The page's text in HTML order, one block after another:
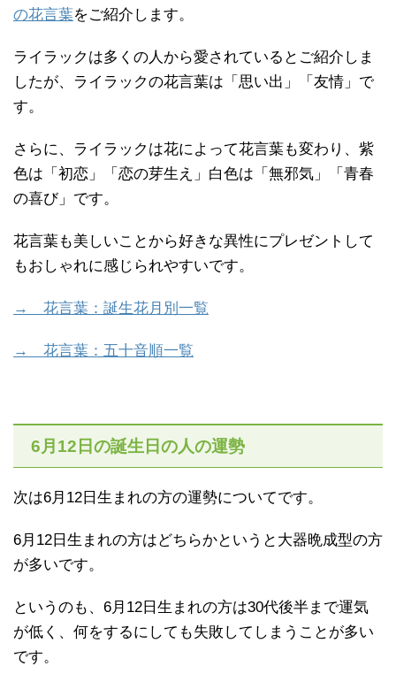
の花言葉をご紹介します。
ライラックは多くの人から愛されているとご紹介しま
したが、ライラックの花言葉は「思い出」「友情」で
す。
さらに、ライラックは花によって花言葉も変わり、紫
色は「初恋」「恋の芽生え」白色は「無邪気」「青春
の喜び」です。
花言葉も美しいことから好きな異性にプレゼントして
もおしゃれに感じられやすいです。
→ 花言葉：誕生花月別一覧
→ 花言葉：五十音順一覧
6月12日の誕生日の人の運勢
次は6月12日生まれの方の運勢についてです。
6月12日生まれの方はどちらかというと大器晩成型の方
が多いです。
というのも、6月12日生まれの方は30代後半まで運気
が低く、何をするにしても失敗してしまうことが多い
です。